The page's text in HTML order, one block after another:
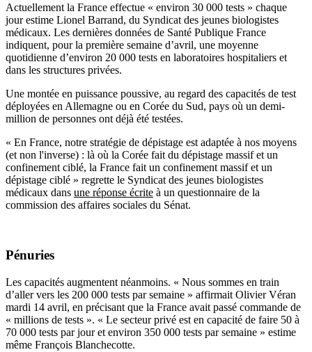
Actuellement la France effectue « environ 30 000 tests » chaque
jour estime Lionel Barrand, du Syndicat des jeunes biologistes
médicaux. Les dernières données de Santé Publique France
indiquent, pour la première semaine d’avril, une moyenne
quotidienne d’environ 20 000 tests en laboratoires hospitaliers et
dans les structures privées.
Une montée en puissance poussive, au regard des capacités de test
déployées en Allemagne ou en Corée du Sud, pays où un demi-
million de personnes ont déjà été testées.
« En France, notre stratégie de dépistage est adaptée à nos moyens
(et non l'inverse) : là où la Corée fait du dépistage massif et un
confinement ciblé, la France fait un confinement massif et un
dépistage ciblé » regrette le Syndicat des jeunes biologistes
médicaux dans une réponse écrite à un questionnaire de la
commission des affaires sociales du Sénat.
Pénuries
Les capacités augmentent néanmoins. « Nous sommes en train
d’aller vers les 200 000 tests par semaine » affirmait Olivier Véran
mardi 14 avril, en précisant que la France avait passé commande de
« millions de tests ». « Le secteur privé est en capacité de faire 50 à
70 000 tests par jour et environ 350 000 tests par semaine » estime
même François Blanchecotte.